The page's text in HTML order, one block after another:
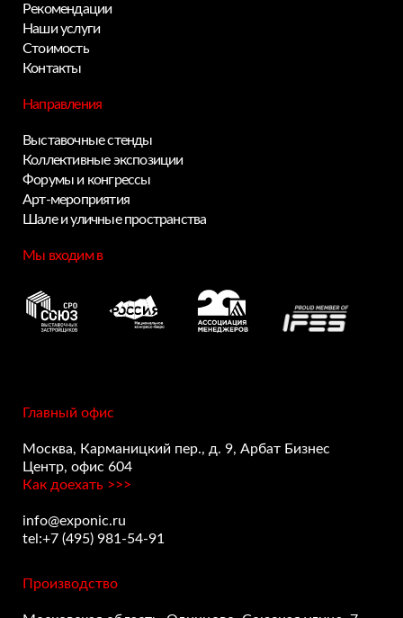
Рекомендации
Наши услуги
Стоимость
Контакты
Направления
Выставочные стенды
Коллективные экспозиции
Форумы и конгрессы
Арт-мероприятия
Шале и уличные пространства
Мы входим в
Главный офис
Москва, Карманицкий пер., д. 9, Арбат Бизнес
Центр, офис 604
info@exponic.ru
tel:+7 (495) 981-54-91
Как доехать >>>
Производство